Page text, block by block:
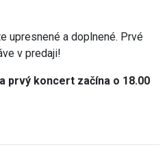
upresnené a doplnené. Prvé
v predaji!
prvý koncert začína o 18.00